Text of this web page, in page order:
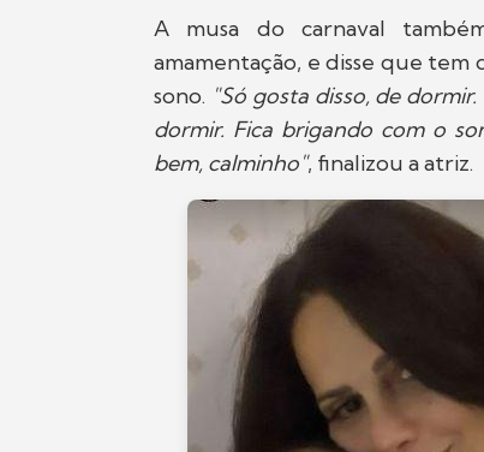
A musa do carnaval
amamentação, e disse que tem
sono. "Só gosta disso, de
dormir. Fica brigando com o
bem, calminho", finalizou a atriz.